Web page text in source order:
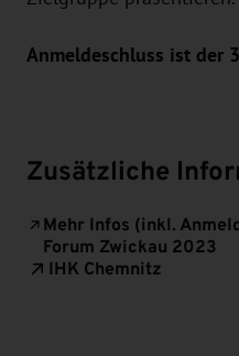
Anmeldeschluss ist der
Zusätzliche
Mehr Infos (inkl.
Forum Zwickau 2023
IHK Chemnitz